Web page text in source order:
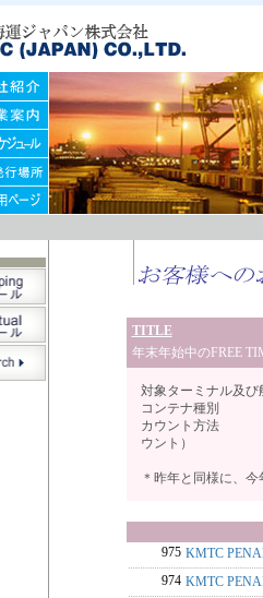
TITLE
年末年始中のFREE
対象ターミナル及
コンテナ種別
カウント方法 ：
ウント）
＊昨年と同様に、
975 KMTC
974 KMTC